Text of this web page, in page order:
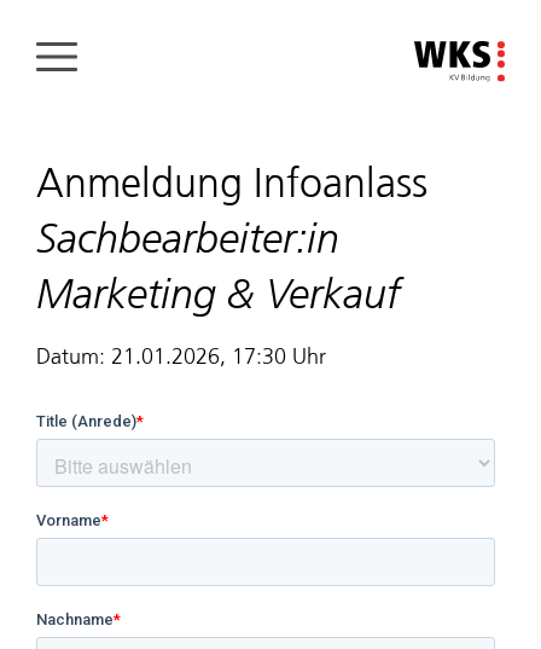
Anmeldung Infoanlass
Sachbearbeiter:in
Marketing & Verkauf
Datum: 21.01.2026, 17:30 Uhr